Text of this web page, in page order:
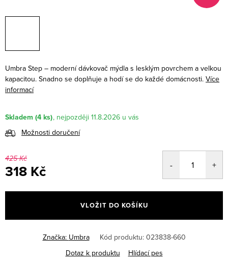
Umbra Step – moderní dávkovač mýdla s lesklým povrchem a velkou
kapacitou. Snadno se doplňuje a hodí se do každé domácnosti. Více
informací
Skladem (4 ks)
11.8.2026
Možnosti doručení
425 Kč
318 Kč
cena:
VLOŽIT DO KOŠÍKU
Značka: Umbra Kód produktu: 023838-660
Dotaz k produktu
Hlídací pes